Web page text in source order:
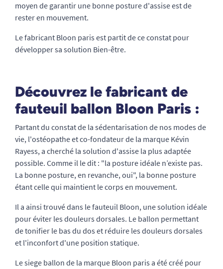
moyen de garantir une bonne posture d'assise est de
rester en mouvement.
Le fabricant Bloon paris est partit de ce constat pour
développer sa solution Bien-être.
Découvrez le fabricant de
fauteuil ballon Bloon Paris :
Partant du constat de la sédentarisation de nos modes de
vie, l'ostéopathe et co-fondateur de la marque Kévin
Rayess, a cherché la solution d'assise la plus adaptée
possible. Comme il le dit : "la posture idéale n’existe pas.
La bonne posture, en revanche, oui", la bonne posture
étant celle qui maintient le corps en mouvement.
Il a ainsi trouvé dans le fauteuil Bloon, une solution idéale
pour éviter les douleurs dorsales. Le ballon permettant
de tonifier le bas du dos et réduire les douleurs dorsales
et l'inconfort d'une position statique.
Le siege ballon de la marque Bloon paris a été créé pour